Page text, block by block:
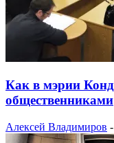
Как в мэрии
общественниками
Алексей Владимиров -